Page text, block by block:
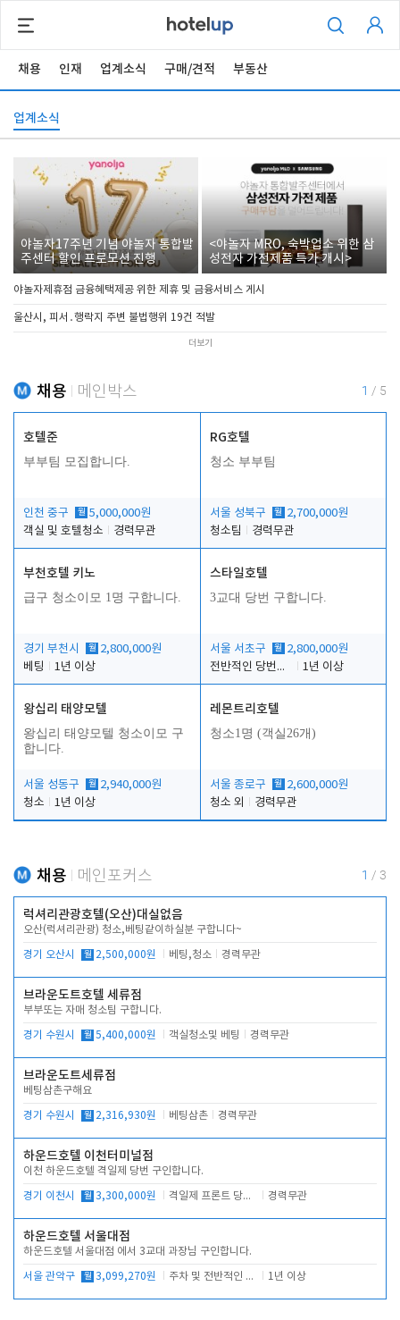
채용 인재 업계소식 구매/견적 부동산
업계소식
야놀자17주년 기념 야놀자 통합발
주센터 할인 프로모션 진행
<야놀자 MRO, 숙박업소 위한 삼
성전자 가전제품 특가 개시>
야놀자제휴점 금융혜택제공 위한 제휴 및 금융서비스 게시
울산시, 피서․행락지 주변 불법행위 19건 적발
더보기
채용 메인박스 1 / 5
호텔준
부부팀 모집합니다.
인천 중구 월 5,000,000원
객실 및 호텔청소
경력무관
RG호텔
청소 부부팀
서울 성북구 월 2,700,000원
청소팀
경력무관
부천호텔 키노
급구 청소이모 1명 구합니다.
경기 부천시 월 2,800,000원
베팅
1년 이상
스타일호텔
3교대 당번 구합니다.
서울 서초구 월 2,800,000원
전반적인 당번업무
1년 이상
왕십리 태양모텔
왕십리 태양모텔 청소이모 구
합니다.
서울 성동구 월 2,940,000원
청소
1년 이상
레몬트리호텔
청소1명 (객실26개)
서울 종로구 월 2,600,000원
청소 외
경력무관
채용 메인포커스 1 / 3
럭셔리관광호텔(오산)대실없음
오산(럭셔리관광) 청소,베팅같이하실분 구합니다~
경기 오산시 월 2,500,000원 베팅,청소 경력무관
브라운도트호텔 세류점
부부또는 자매 청소팀 구합니다.
경기 수원시 월 5,400,000원 객실청소및 베팅 경력무관
브라운도트세류점
베팅삼촌구해요
경기 수원시 월 2,316,930원 베팅삼촌 경력무관
하운드호텔 이천터미널점
이천 하운드호텔 격일제 당번 구인합니다.
경기 이천시 월 3,300,000원 격일제 프론트 당번 업무로 주차 및 객실 점검 경력무관
하운드호텔 서울대점
하운드호텔 서울대점 에서 3교대 과장님 구인합니다.
서울 관악구 월 3,099,270원 주차 및 전반적인 당번업무 1년 이상